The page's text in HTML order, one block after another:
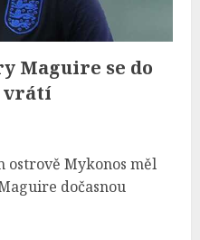
Maguire se do
vrátí
Mykonos měl
dočasnou